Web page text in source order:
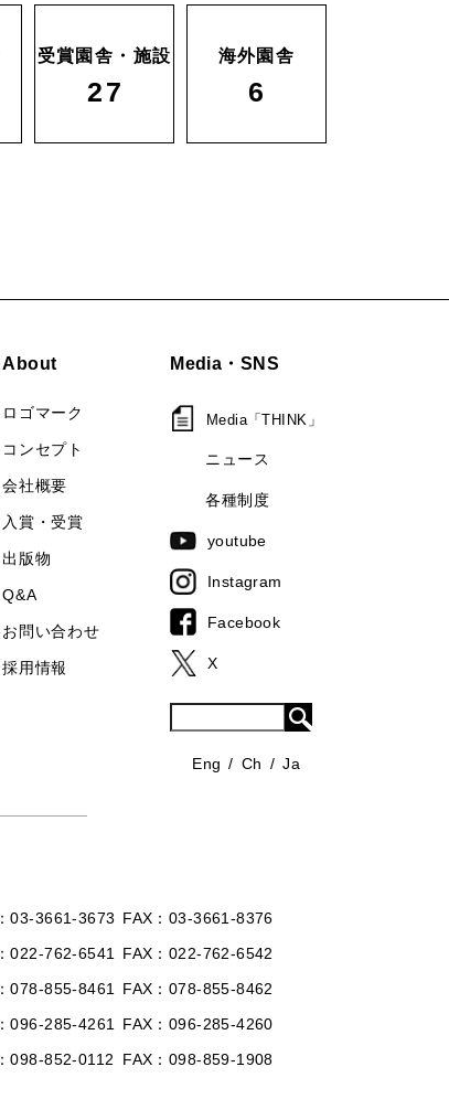
受賞園舎・施設
27
海外園舎
6
About
ロゴマーク
コンセプト
会社概要
入賞・受賞
出版物
Q&A
お問い合わせ
採用情報
Media・SNS
Media「THINK」
ニュース
各種制度
youtube
Instagram
Facebook
X
Eng Ch Ja
03-3661-3673 FAX 03-3661-8376
022-762-6541 FAX 022-762-6542
078-855-8461 FAX 078-855-8462
096-285-4261 FAX 096-285-4260
098-852-0112 FAX 098-859-1908